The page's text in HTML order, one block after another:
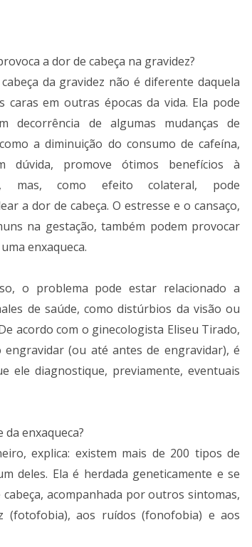
a dor de cabeça na gravidez?
da gravidez não é diferente daquela
caras em outras épocas da vida. Ela pode
decorrência de algumas mudanças de
a diminuição do consumo de cafeína,
dúvida, promove ótimos benefícios à
mas, como efeito colateral, pode
a dor de cabeça. O estresse e o cansaço,
na gestação, também podem provocar
enxaqueca.
o problema pode estar relacionado a
de saúde, como distúrbios da visão ou
acordo com o ginecologista Eliseu Tirado,
(ou até antes de engravidar), é
ele diagnostique, previamente, eventuais
da enxaqueca?
explica: existem mais de 200 tipos de
deles. Ela é herdada geneticamente e se
acompanhada por outros sintomas,
(fotofobia), aos ruídos (fonofobia) e aos